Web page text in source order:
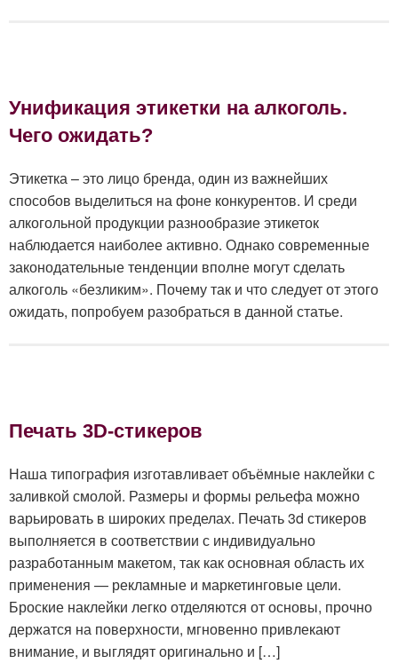
Унификация этикетки на алкоголь.
Чего ожидать?
Этикетка – это лицо бренда, один из важнейших
способов выделиться на фоне конкурентов. И среди
алкогольной продукции разнообразие этикеток
наблюдается наиболее активно. Однако современные
законодательные тенденции вполне могут сделать
алкоголь «безликим». Почему так и что следует от этого
ожидать, попробуем разобраться в данной статье.
Печать 3D-стикеров
Наша типография изготавливает объёмные наклейки с
заливкой смолой. Размеры и формы рельефа можно
варьировать в широких пределах. Печать 3d стикеров
выполняется в соответствии с индивидуально
разработанным макетом, так как основная область их
применения — рекламные и маркетинговые цели.
Броские наклейки легко отделяются от основы, прочно
держатся на поверхности, мгновенно привлекают
внимание, и выглядят оригинально и […]